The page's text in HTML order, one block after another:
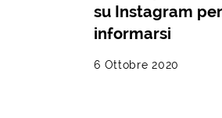
su Instagram per
informarsi
6 Ottobre 2020